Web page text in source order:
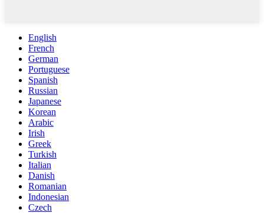
English
French
German
Portuguese
Spanish
Russian
Japanese
Korean
Arabic
Irish
Greek
Turkish
Italian
Danish
Romanian
Indonesian
Czech